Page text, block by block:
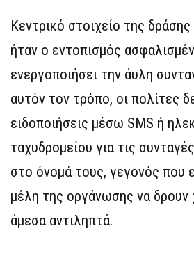
Κεντρικό στοιχείο της
ήταν ο εντοπισμός
ενεργοποιήσει την άυλη
αυτόν τον τρόπο, οι πολίτες
ειδοποιήσεις μέσω SMS ή
ταχυδρομείου για τις
στο όνομά τους, γεγονός που
μέλη της οργάνωσης να δρουν
άμεσα αντιληπτά.